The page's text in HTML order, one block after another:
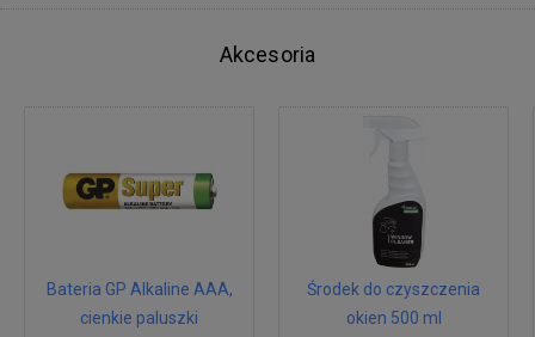
Akcesoria
Bateria GP Alkaline AAA,
cienkie paluszki
Środek do czyszczenia
okien 500 ml